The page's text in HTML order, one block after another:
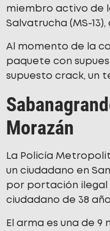
miembro activo de
Salvatrucha (MS-13),
Al momento de la
paquete con
supuesto crack, un
Morazán
La Policía
un ciudadano en
por portación ilegal
ciudadano de 38
El arma es una de